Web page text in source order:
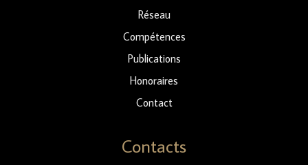
Réseau
Compétences
Publications
Honoraires
Contact
Contacts